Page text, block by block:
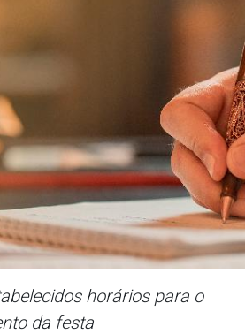
horários para o
da festa